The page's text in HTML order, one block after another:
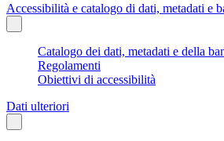
Accessibilità e catalogo di dati, metadati e
Catalogo dei dati, metadati e della
Regolamenti
Obiettivi di accessibilità
Dati ulteriori